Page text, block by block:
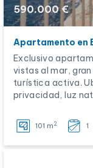
590.000 €
Apartamento en
Exclusivo
vistas al mar,
turística activa.
privacidad, luz
101 m 2 1